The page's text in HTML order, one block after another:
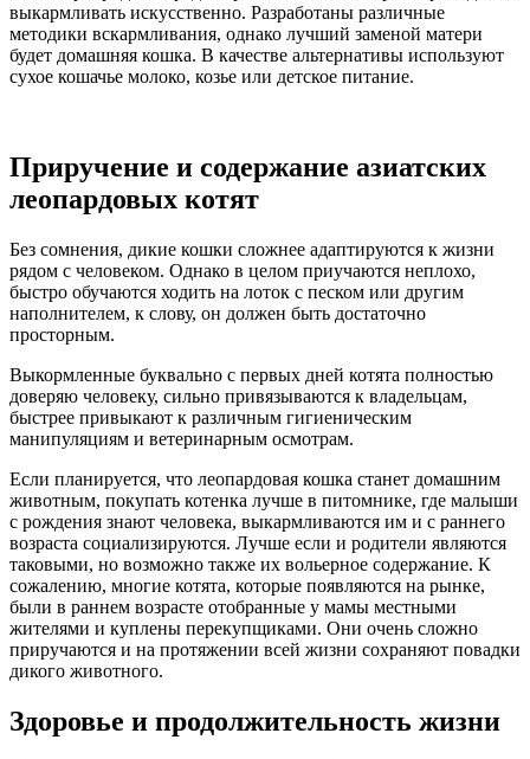
выкармливать искусственно. Разработаны различные
методики вскармливания, однако лучший заменой матери
будет домашняя кошка. В качестве альтернативы используют
сухое кошачье молоко, козье или детское питание.
Приручение и содержание азиатских
леопардовых котят
Без сомнения, дикие кошки сложнее адаптируются к жизни
рядом с человеком. Однако в целом приучаются неплохо,
быстро обучаются ходить на лоток с песком или другим
наполнителем, к слову, он должен быть достаточно
просторным.
Выкормленные буквально с первых дней котята полностью
доверяю человеку, сильно привязываются к владельцам,
быстрее привыкают к различным гигиеническим
манипуляциям и ветеринарным осмотрам.
Если планируется, что леопардовая кошка станет домашним
животным, покупать котенка лучше в питомнике, где малыши
с рождения знают человека, выкармливаются им и с раннего
возраста социализируются. Лучше если и родители являются
таковыми, но возможно также их вольерное содержание. К
сожалению, многие котята, которые появляются на рынке,
были в раннем возрасте отобранные у мамы местными
жителями и куплены перекупщиками. Они очень сложно
приручаются и на протяжении всей жизни сохраняют повадки
дикого животного.
Здоровье и продолжительность жизни